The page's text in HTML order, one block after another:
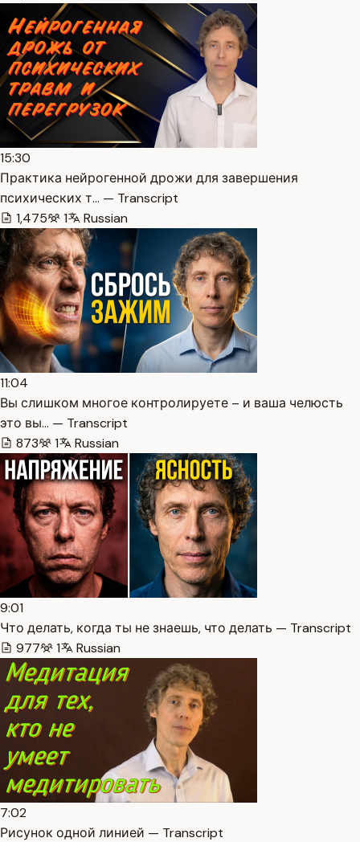
15:30
Практика нейрогенной дрожи для завершения
психических т… — Transcript
1,475
1 Russian
11:04
Вы слишком многое контролируете – и ваша челюсть
это вы… — Transcript
873
1 Russian
9:01
Что делать, когда ты не знаешь, что делать — Transcript
977
1 Russian
7:02
Рисунок одной линией — Transcript